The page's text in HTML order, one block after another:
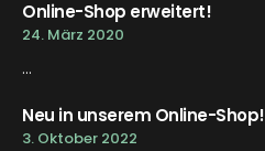
Online-Shop erweitert!
24. März 2020
...
Neu in unserem Online-Shop!
3. Oktober 2022